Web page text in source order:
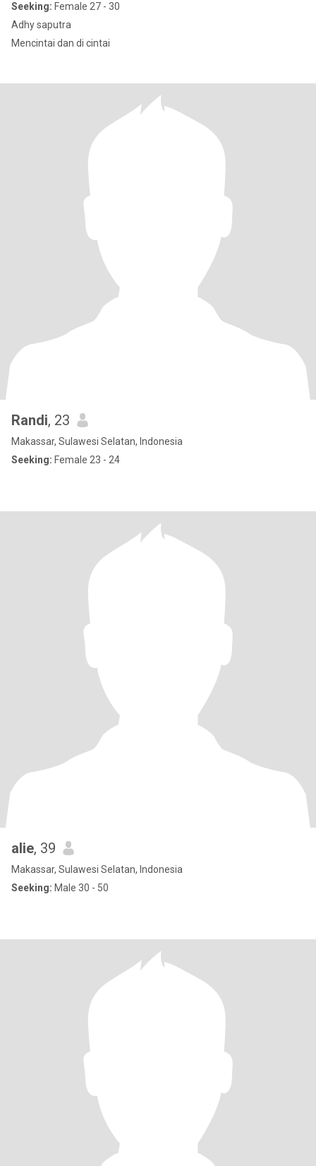
Seeking: Female 27 - 30
Adhy saputra
Mencintai dan di cintai
Randi, 23
Makassar, Sulawesi Selatan, Indonesia
Seeking: Female 23 - 24
alie, 39
Makassar, Sulawesi Selatan, Indonesia
Seeking: Male 30 - 50